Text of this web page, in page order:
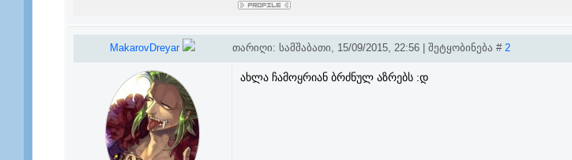
MakarovDreyar თარიღი: სამშაბათი, 15/09/2015, 22:56 | შეტყობინება # 2
ახლა ჩამოყრიან ბრძნულ აზრებს :დ